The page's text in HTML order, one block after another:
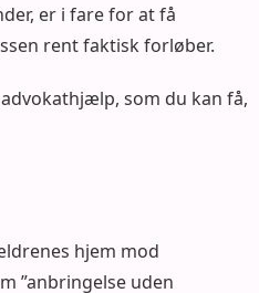
er i fare for at få
rent faktisk forløber.
som du kan få,
hjem mod
”anbringelse uden